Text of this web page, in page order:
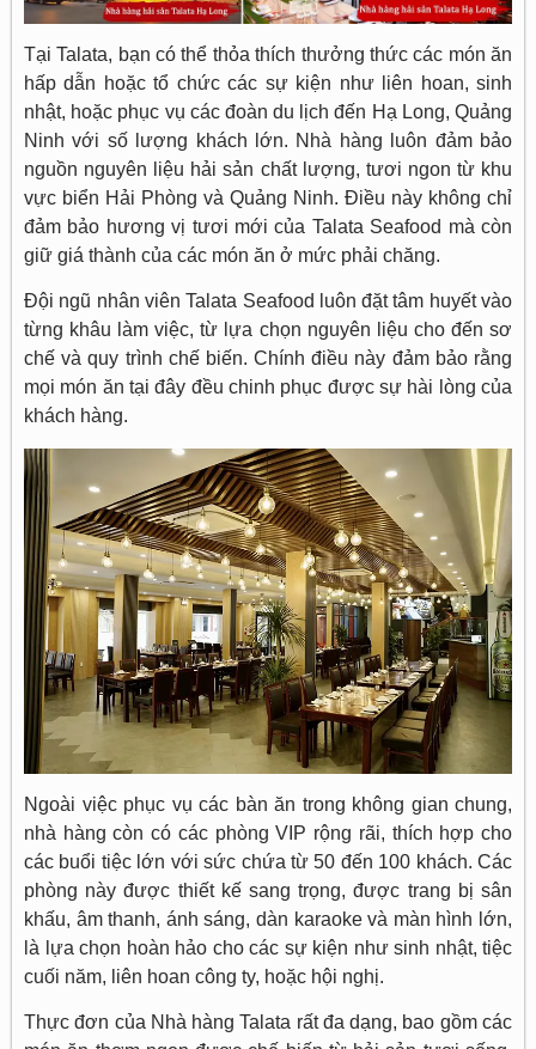
Tại Talata, bạn có thể thỏa thích thưởng thức các món ăn
hấp dẫn hoặc tổ chức các sự kiện như liên hoan, sinh
nhật, hoặc phục vụ các đoàn du lịch đến Hạ Long, Quảng
Ninh với số lượng khách lớn. Nhà hàng luôn đảm bảo
nguồn nguyên liệu hải sản chất lượng, tươi ngon từ khu
vực biển Hải Phòng và Quảng Ninh. Điều này không chỉ
đảm bảo hương vị tươi mới của Talata Seafood mà còn
giữ giá thành của các món ăn ở mức phải chăng.
Đội ngũ nhân viên Talata Seafood luôn đặt tâm huyết vào
từng khâu làm việc, từ lựa chọn nguyên liệu cho đến sơ
chế và quy trình chế biến. Chính điều này đảm bảo rằng
mọi món ăn tại đây đều chinh phục được sự hài lòng của
khách hàng.
Ngoài việc phục vụ các bàn ăn trong không gian chung,
nhà hàng còn có các phòng VIP rộng rãi, thích hợp cho
các buổi tiệc lớn với sức chứa từ 50 đến 100 khách. Các
phòng này được thiết kế sang trọng, được trang bị sân
khấu, âm thanh, ánh sáng, dàn karaoke và màn hình lớn,
là lựa chọn hoàn hảo cho các sự kiện như sinh nhật, tiệc
cuối năm, liên hoan công ty, hoặc hội nghị.
Thực đơn của Nhà hàng Talata rất đa dạng, bao gồm các